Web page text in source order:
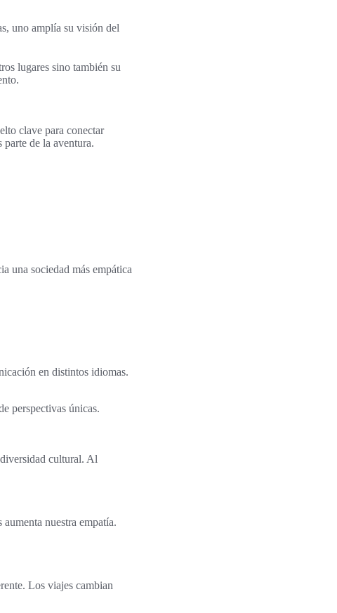
uno amplía su visión del
lugares sino también su
clave para conectar
de la aventura.
una sociedad más empática
en distintos idiomas.
perspectivas únicas.
cultural. Al
nuestra empatía.
Los viajes cambian